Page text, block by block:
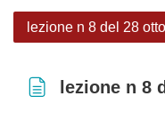
lezione n 8 del 28
lezione n 8